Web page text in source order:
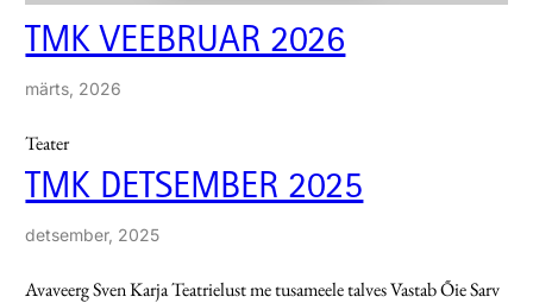
TMK VEEBRUAR 2026
märts, 2026
Teater
TMK DETSEMBER 2025
detsember, 2025
Avaveerg Sven Karja Teatrielust me tusameele talves Vastab Õie Sarv